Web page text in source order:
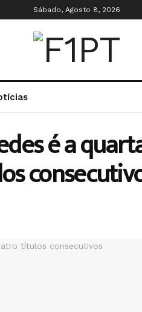
Sábado, Agosto 8, 2026
é a